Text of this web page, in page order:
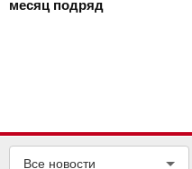
месяц подряд
Все новости